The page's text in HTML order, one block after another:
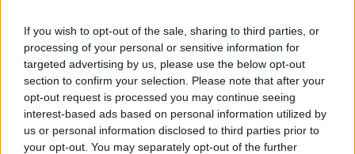
If you wish to opt-out of the sale, sharing to third parties, or
processing of your personal or sensitive information for
targeted advertising by us, please use the below opt-out
section to confirm your selection. Please note that after your
opt-out request is processed you may continue seeing
interest-based ads based on personal information utilized by
us or personal information disclosed to third parties prior to
your opt-out. You may separately opt-out of the further